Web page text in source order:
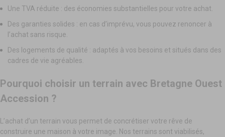
Une TVA réduite : des économies substantielles pour votre achat.
Des garanties solides : en cas d’imprévu, vous pouvez renoncer à
l’achat sans risque.
Des logements de qualité : adaptés à vos besoins et situés dans des
cadres de vie agréables.
Pourquoi choisir un terrain avec Bretagne Ouest
Accession ?
L’achat d’un terrain vous permet de concrétiser votre rêve de
construire une maison à votre image. Nos terrains sont viabilisés,